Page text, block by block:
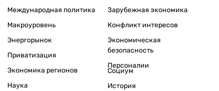
Международная политика
Макроуровень
Энергорынок
Приватизация
Экономика регионов
Зарубежная экономика
Конфликт интересов
Экономическая
безопасность
Персоналии
Наука
Социум
История